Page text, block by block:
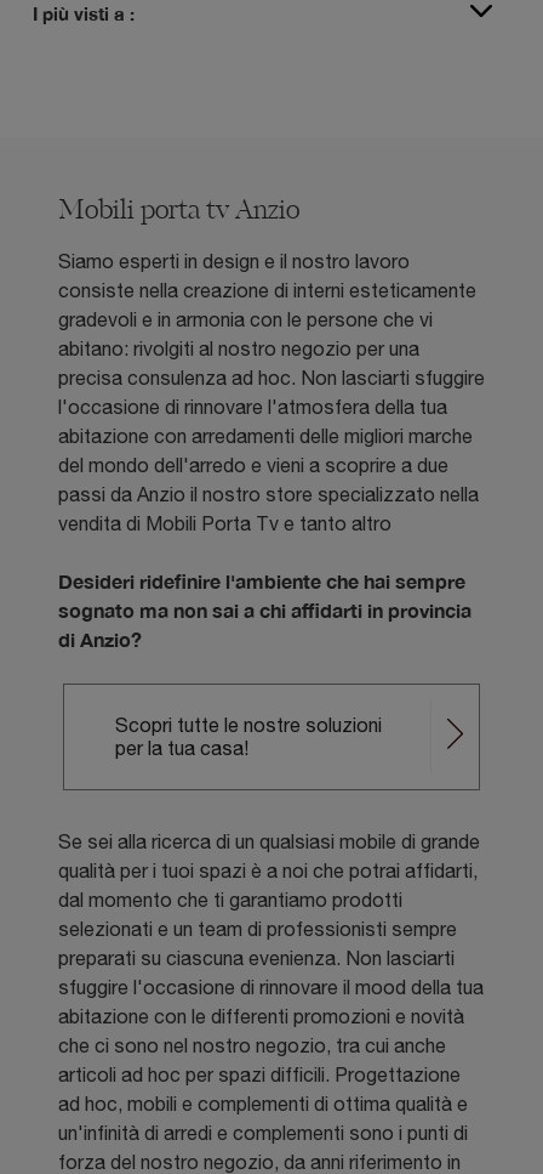
I più visti a :
Mobili porta tv Anzio
Siamo esperti in design e il nostro lavoro
consiste nella creazione di interni esteticamente
gradevoli e in armonia con le persone che vi
abitano: rivolgiti al nostro negozio per una
precisa consulenza ad hoc. Non lasciarti sfuggire
l'occasione di rinnovare l'atmosfera della tua
abitazione con arredamenti delle migliori marche
del mondo dell'arredo e vieni a scoprire a due
passi da Anzio il nostro store specializzato nella
vendita di Mobili Porta Tv e tanto altro
Desideri ridefinire l'ambiente che hai sempre
sognato ma non sai a chi affidarti in provincia
di Anzio?
Scopri tutte le nostre soluzioni
per la tua casa!
Se sei alla ricerca di un qualsiasi mobile di grande
qualità per i tuoi spazi è a noi che potrai affidarti,
dal momento che ti garantiamo prodotti
selezionati e un team di professionisti sempre
preparati su ciascuna evenienza. Non lasciarti
sfuggire l'occasione di rinnovare il mood della tua
abitazione con le differenti promozioni e novità
che ci sono nel nostro negozio, tra cui anche
articoli ad hoc per spazi difficili. Progettazione
ad hoc, mobili e complementi di ottima qualità e
un'infinità di arredi e complementi sono i punti di
forza del nostro negozio, da anni riferimento in